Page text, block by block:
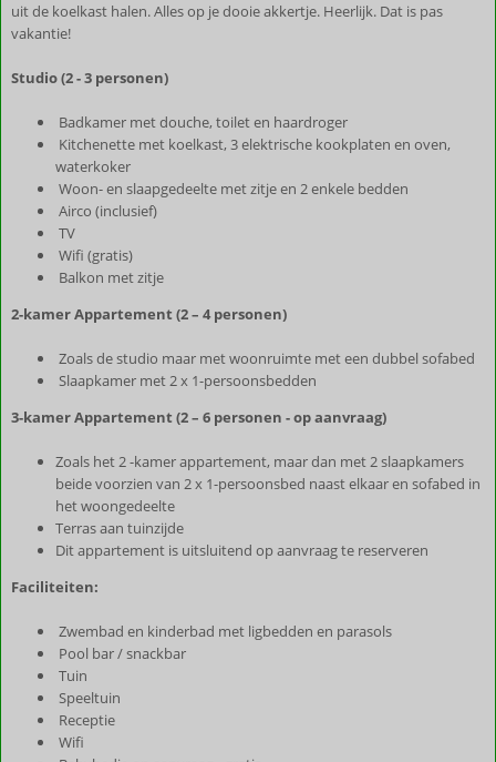
uit de koelkast halen. Alles op je dooie akkertje. Heerlijk. Dat is pas
vakantie!
Studio (2 - 3 personen)
Badkamer met douche, toilet en haardroger
Kitchenette met koelkast, 3 elektrische kookplaten en oven,
waterkoker
Woon- en slaapgedeelte met zitje en 2 enkele bedden
Airco (inclusief)
TV
Wifi (gratis)
Balkon met zitje
2-kamer Appartement (2 – 4 personen)
Zoals de studio maar met woonruimte met een dubbel sofabed
Slaapkamer met 2 x 1-persoonsbedden
3-kamer Appartement (2 – 6 personen - op aanvraag)
Zoals het 2 -kamer appartement, maar dan met 2 slaapkamers
beide voorzien van 2 x 1-persoonsbed naast elkaar en sofabed in
het woongedeelte
Terras aan tuinzijde
Dit appartement is uitsluitend op aanvraag te reserveren
Faciliteiten:
Zwembad en kinderbad met ligbedden en parasols
Pool bar / snackbar
Tuin
Speeltuin
Receptie
Wifi